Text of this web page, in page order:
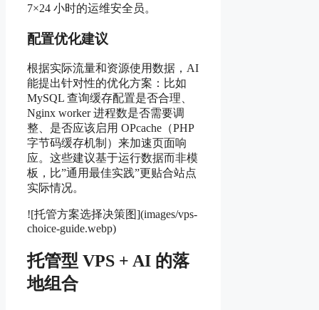
7×24 小时的运维安全员。
配置优化建议
根据实际流量和资源使用数据，AI
能提出针对性的优化方案：比如
MySQL 查询缓存配置是否合理、
Nginx worker 进程数是否需要调
整、是否应该启用 OPcache（PHP
字节码缓存机制）来加速页面响
应。这些建议基于运行数据而非模
板，比”通用最佳实践”更贴合站点
实际情况。
![托管方案选择决策图](images/vps-
choice-guide.webp)
托管型 VPS + AI 的落
地组合